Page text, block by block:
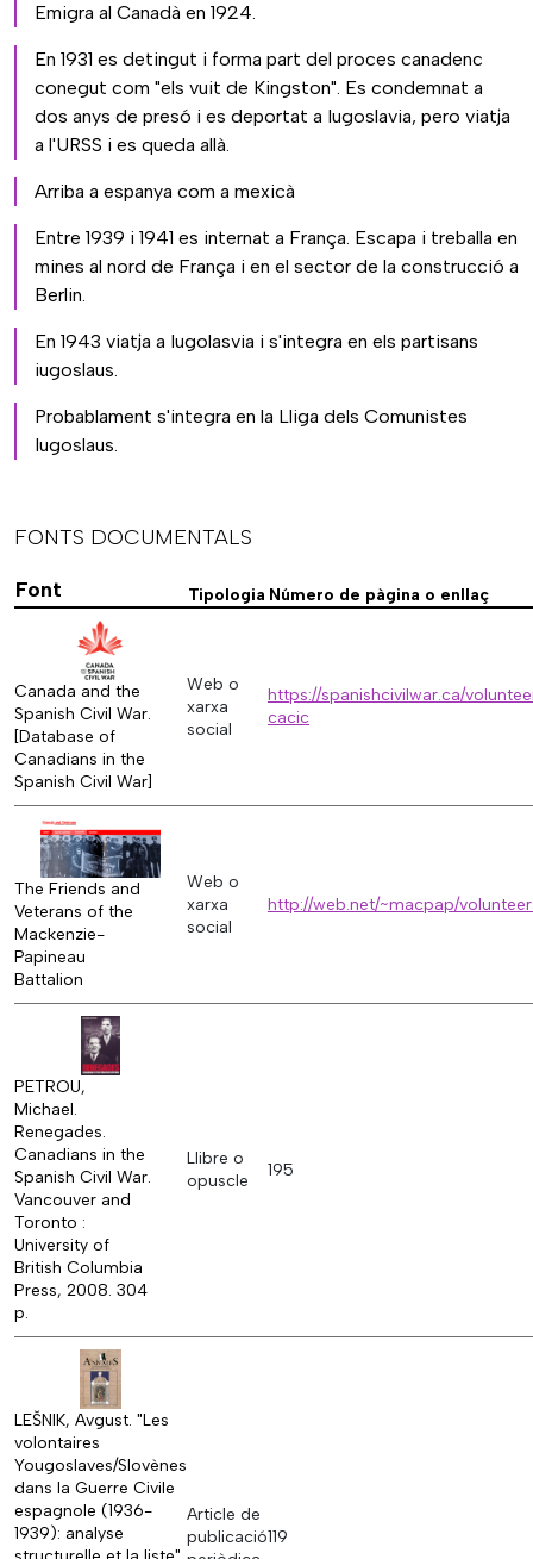
Emigra al Canadà en 1924.
En 1931 es detingut i forma part del proces canadenc
conegut com "els vuit de Kingston". Es condemnat a
dos anys de presó i es deportat a Iugoslavia, pero viatja
a l'URSS i es queda allà.
Arriba a espanya com a mexicà
Entre 1939 i 1941 es internat a França. Escapa i treballa en
mines al nord de França i en el sector de la construcció a
Berlin.
En 1943 viatja a Iugolasvia i s'integra en els partisans
iugoslaus.
Probablament s'integra en la Lliga dels Comunistes
Iugoslaus.
FONTS DOCUMENTALS
Font
Tipologia Número de pàgina o enllaç
Canada and the
Spanish Civil War.
[Database of
Canadians in the
Spanish Civil War]
Web o
xarxa
social
https://spanishcivilwar.ca/
cacic
The Friends and
Veterans of the
Mackenzie-
Papineau
Battalion
Web o
xarxa
social
http://web.net/~macpap/
PETROU,
Michael.
Renegades.
Canadians in the
Spanish Civil War.
Vancouver and
Toronto :
University of
British Columbia
Press, 2008. 304
p.
Llibre o
opuscle
195
LEŠNIK, Avgust. "Les
volontaires
Yougoslaves/Slovènes
dans la Guerre Civile
espagnole (1936-
1939): analyse
Article de
publicació119